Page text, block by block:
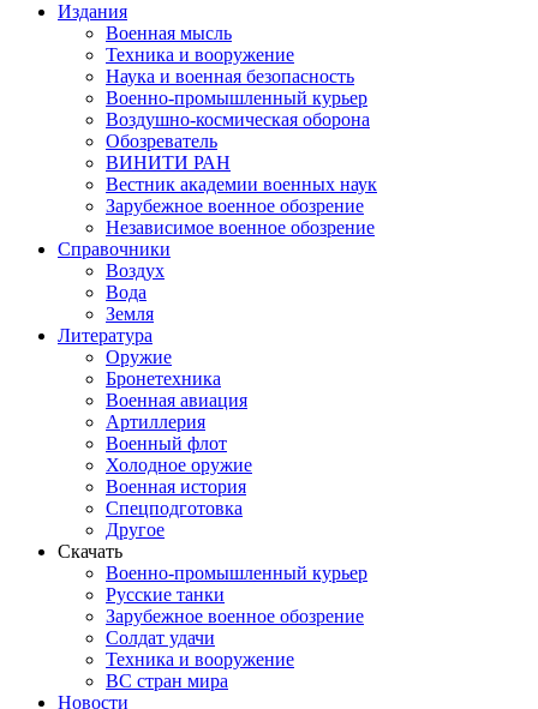
Издания
Военная мысль
Техника и вооружение
Наука и военная безопасность
Военно-промышленный курьер
Воздушно-космическая оборона
Обозреватель
ВИНИТИ РАН
Вестник академии военных наук
Зарубежное военное обозрение
Независимое военное обозрение
Справочники
Воздух
Вода
Земля
Литература
Оружие
Бронетехника
Военная авиация
Артиллерия
Военный флот
Холодное оружие
Военная история
Спецподготовка
Другое
Скачать
Военно-промышленный курьер
Русские танки
Зарубежное военное обозрение
Солдат удачи
Техника и вооружение
ВС стран мира
Новости